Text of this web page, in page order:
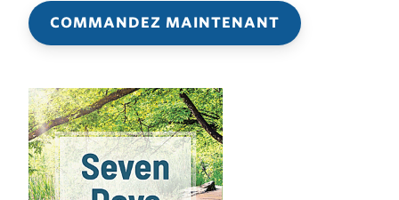
COMMANDEZ MAINTENANT